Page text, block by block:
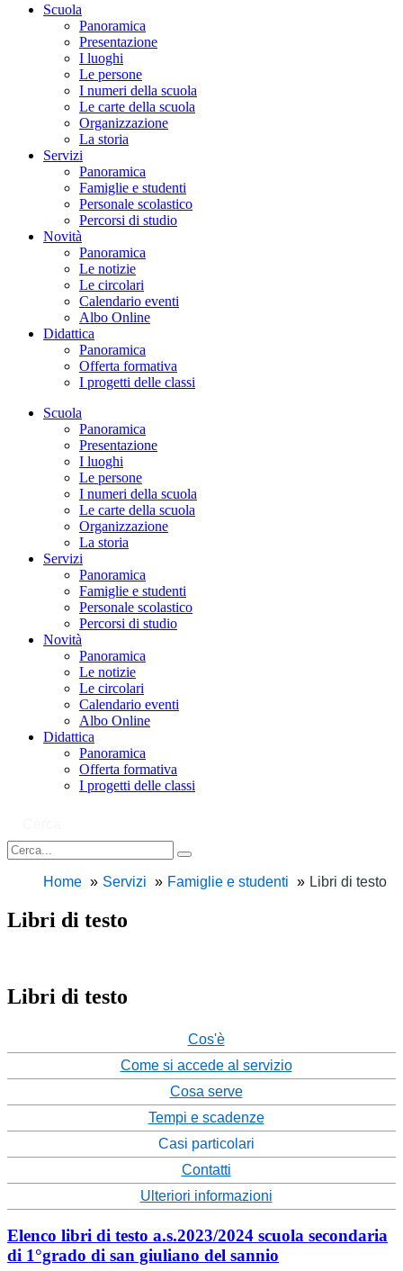
Scuola
Panoramica
Presentazione
I luoghi
Le persone
I numeri della scuola
Le carte della scuola
Organizzazione
La storia
Servizi
Panoramica
Famiglie e studenti
Personale scolastico
Percorsi di studio
Novità
Panoramica
Le notizie
Le circolari
Calendario eventi
Albo Online
Didattica
Panoramica
Offerta formativa
I progetti delle classi
Scuola
Panoramica
Presentazione
I luoghi
Le persone
I numeri della scuola
Le carte della scuola
Organizzazione
La storia
Servizi
Panoramica
Famiglie e studenti
Personale scolastico
Percorsi di studio
Novità
Panoramica
Le notizie
Le circolari
Calendario eventi
Albo Online
Didattica
Panoramica
Offerta formativa
I progetti delle classi
Home Servizi Famiglie e studenti Libri di testo
Libri di testo
Libri di testo
Cos'è
Come si accede al servizio
Cosa serve
Tempi e scadenze
Casi particolari
Contatti
Ulteriori informazioni
elenco libri di testo a.s.2023/2024 scuola secondaria
di 1°grado di san giuliano del sannio